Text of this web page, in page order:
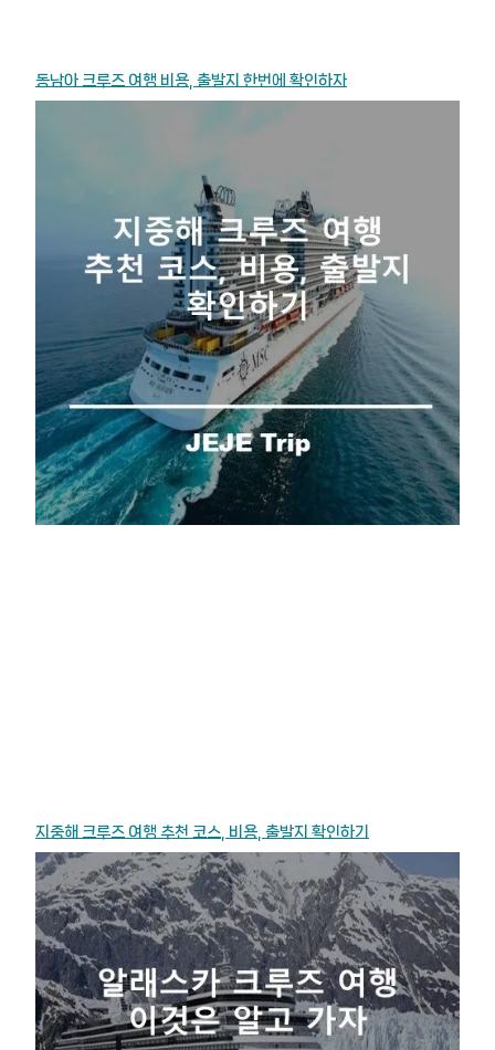
동남아 크루즈 여행 비용, 출발지 한번에 확인하자
지중해 크루즈 여행 추천 코스, 비용, 출발지 확인하기